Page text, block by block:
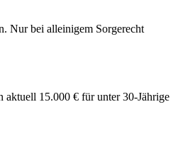
Nur bei alleinigem Sorgerecht
aktuell 15.000 € für unter 30-Jährige